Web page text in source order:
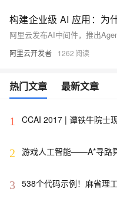
构建企业级 AI 应用：为
阿里云开发者 1262
热门文章 最新文章
1
CCAI 2017 | 谭铁牛院士
2 游戏人工智能——A*寻路
3 538个代码示例！麻省理